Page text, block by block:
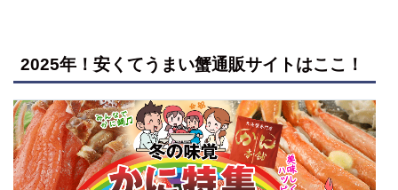
2025年！安くてうまい蟹通販サイトはここ！